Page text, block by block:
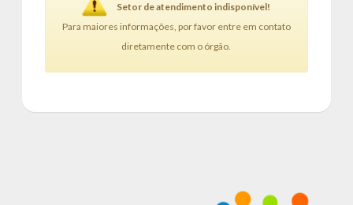
Setor de atendimento indisponível!
Para maiores informações, por favor entre em contato
diretamente com o órgão.